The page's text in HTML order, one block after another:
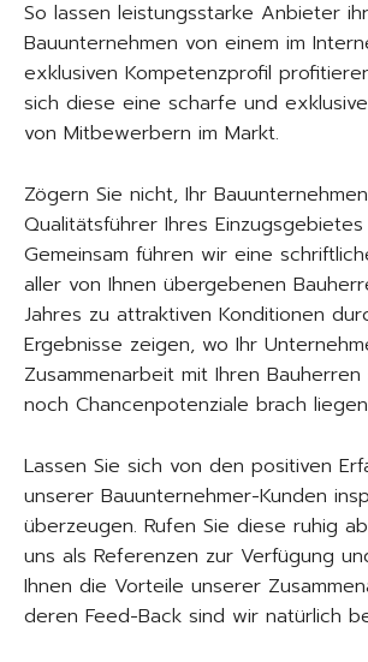
So lassen leistungsstarke Anbieter ihr
Bauunternehmen von einem im
exklusiven Kompetenzprofil
sich diese eine scharfe und
von Mitbewerbern im Markt.
Zögern Sie nicht, Ihr
Qualitätsführer Ihres
Gemeinsam führen wir eine
aller von Ihnen übergebenen
Jahres zu attraktiven Konditionen
Ergebnisse zeigen, wo Ihr
Zusammenarbeit mit Ihren
noch Chancenpotenziale brach
Lassen Sie sich von den positiven
unserer Bauunternehmer-Kunden
überzeugen. Rufen Sie diese ruhig
uns als Referenzen zur Verfügung
Ihnen die Vorteile unserer
deren Feed-Back sind wir natürlich